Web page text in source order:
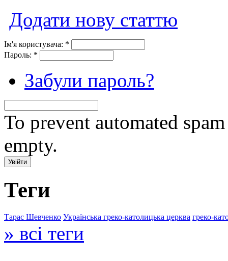
Додати нову статтю
Ім'я користувача: *
Пароль: *
Забули пароль?
To prevent automated
empty.
Теги
Тарас Шевченко Українська греко-католицька церква греко-
» всі теги